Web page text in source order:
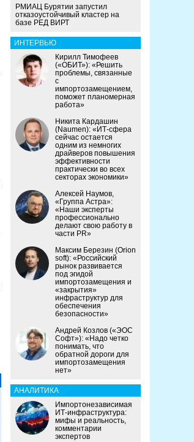
РМИАЦ Бурятии запустил
отказоустойчивый кластер на
базе РЕД ВИРТ
ИНТЕРВЬЮ
Кирилл Тимофеев
(«ОБИТ»): «Решить
проблемы, связанные
с
импортозамещением,
поможет планомерная
работа»
Никита Кардашин
(Naumen): «ИТ-сфера
сейчас остается
одним из немногих
драйверов повышения
эффективности
практически во всех
секторах экономики»
Алексей Наумов,
«Группа Астра»:
«Наши эксперты
профессионально
делают свою работу в
части PR»
Максим Березин (Orion
soft): «Российский
рынок развивается
под эгидой
импортозамещения и
«закрытия»
инфраструктур для
обеспечения
безопасности»
Андрей Козлов («ЭОС
Софт»): «Надо четко
понимать, что
обратной дороги для
импортозамещения
нет»
АНАЛИТИКА
Импортонезависимая
ИТ-инфраструктура:
мифы и реальность,
комментарии
экспертов